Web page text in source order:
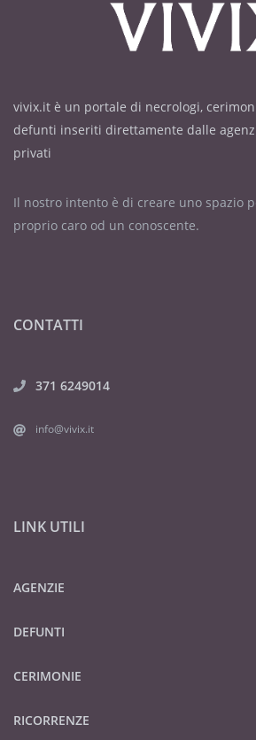
vivix.it è un portale di necrologi,
defunti inseriti direttamente dalle
privati
Il nostro intento è di creare uno spazio
proprio caro od un conoscente.
CONTATTI
371 6249014
info@vivix.it
LINK UTILI
AGENZIE
DEFUNTI
CERIMONIE
RICORRENZE